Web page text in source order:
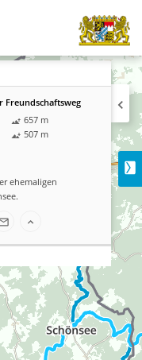
Böhmischer
657 m
507 m
auf der
nach Schönsee.